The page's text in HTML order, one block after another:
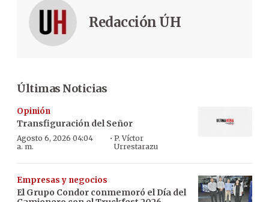
Redacción ÚH
Últimas Noticias
Opinión
Transfiguración del Señor
Agosto 6, 2026 04:04
a. m.
· P. Víctor
Urrestarazu
Empresas y negocios
El Grupo Condor conmemoró el Día del